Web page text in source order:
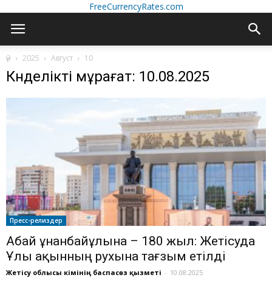
FreeCurrencyRates.com
үй 2025 Август 10
Күнделікті мұрағат: 10.08.2025
Пресс-релиздер
Абай Құнанбайұлына – 180 жыл: Жетісуда
Ұлы ақынның рухына тағзым етілді
Жетісу облысы әкімінің баспасөз қызметі - 10.08.2025